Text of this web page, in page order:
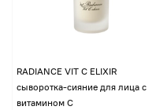
RADIANCE VIT C ELIXIR
сыворотка-сияние для лица с
витамином С